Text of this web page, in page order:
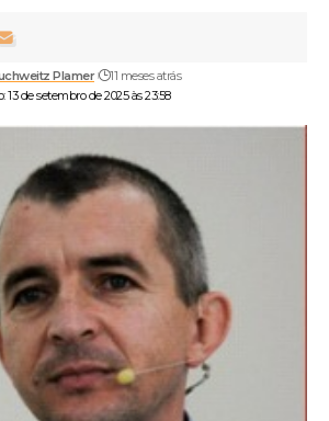
de setembro de 2025 às 23:58
Plamer 11 meses atrás